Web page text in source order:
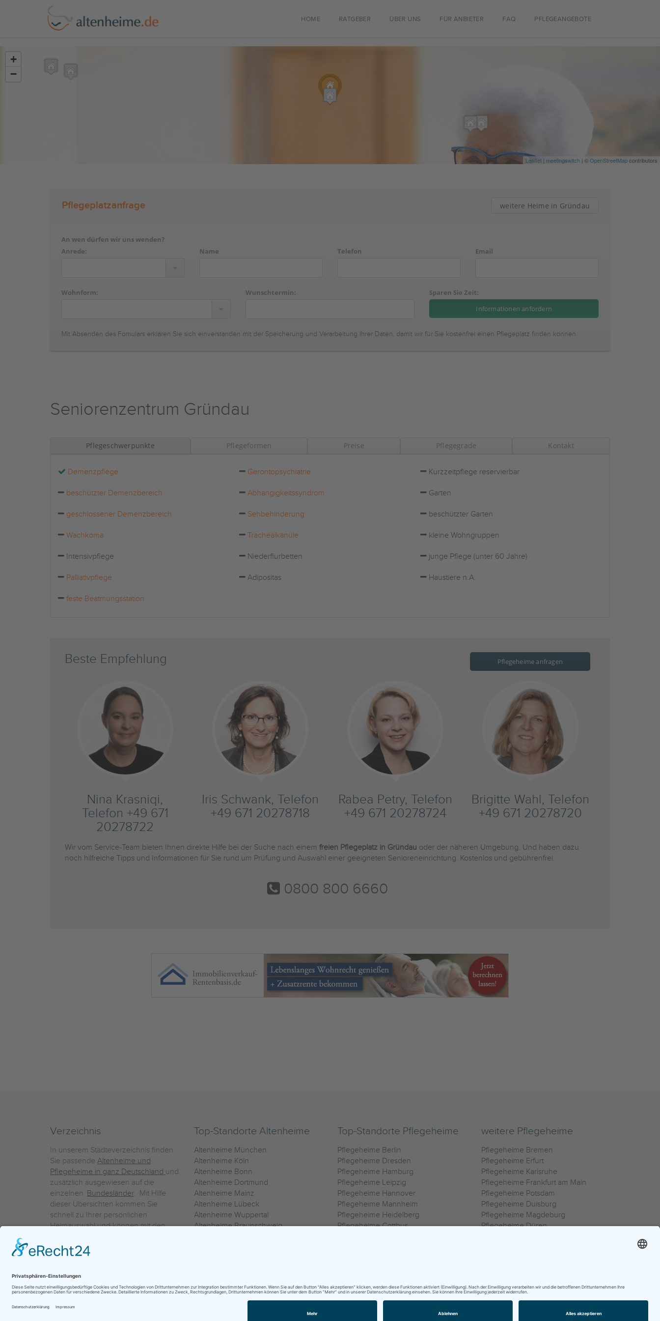
HOME RATGEBER ÜBER UNS FÜR ANBIETER FAQ PFLEGEANGEBOTE
+
−
Leaflet | meetingswitch | ©OpenStreetMapcontributors
Pflegeplatzanfrage weitere Heime in Gründau
An wen dürfen wir uns wenden?
Anrede:
Name Telefon Email
Wohnform: Wunschtermin: Sparen Sie Zeit:
Mit Absenden des Fomulars erklären Sie sich einverstanden mit der Speicherung und Verarbeitung Ihrer Daten, damit wir für Sie kostenfrei einen Pflegeplatz finden können.
Seniorenzentrum Gründau
Pflegeschwerpunkte Pflegeformen Preise Pflegegrade Kontakt
Demenzpflege Gerontopsychiatrie Kurzzeitpflege reservierbar
beschützter Demenzbereich Abhängigkeitssyndrom Garten
geschlossener Demenzbereich Sehbehinderung beschützter Garten
Wachkoma Trachealkanüle kleine Wohngruppen
Intensivpflege Niederflurbetten junge Pflege (unter 60 Jahre)
Palliativpflege Adipositas Haustiere n.A.
feste Beatmungsstation
Beste Empfehlung Pflegeheime anfragen
Nina Krasniqi,
Telefon +49 671
20278722
Iris Schwank, Telefon
+49 671 20278718
Rabea Petry, Telefon
+49 671 20278724
Brigitte Wahl, Telefon
+49 671 20278720
Wir vom Service-Team bieten Ihnen direkte Hilfe bei der Suche nach einem freien Pflegeplatz in Gründau oder der näheren Umgebung. Und haben dazu
noch hilfreiche Tipps und Informationen für Sie rund um Prüfung und Auswahl einer geeigneten Senioreneinrichtung. Kostenlos und gebührenfrei.
0800 800 6660
Verzeichnis
In unserem Städteverzeichnis finden
Sie passende Altenheime und
Pflegeheime in ganz Deutschland und
zusätzlich ausgewiesen auf die
einzelnen Bundesländer. Mit Hilfe
dieser Übersichten kommen Sie
schnell zu Ihrer persönlichen
Heimauswahl und können mit den
einzelnen Häuser Leistungsvergleiche
vornehmen.
Top-Standorte Altenheime
Altenheime München
Altenheime Köln
Altenheime Bonn
Altenheime Dortmund
Altenheime Mainz
Altenheime Lübeck
Altenheime Wuppertal
Altenheime Braunschweig
Top-Standorte Pflegeheime
Pflegeheime Berlin
Pflegeheime Dresden
Pflegeheime Hamburg
Pflegeheime Leipzig
Pflegeheime Hannover
Pflegeheime Mannheim
Pflegeheime Heidelberg
Pflegeheime Cottbus
weitere Pflegeheime
Pflegeheime Bremen
Pflegeheime Erfurt
Pflegeheime Karlsruhe
Pflegeheime Frankfurt am Main
Pflegeheime Potsdam
Pflegeheime Duisburg
Pflegeheime Magdeburg
Pflegeheime Düren
0800 800 666 0